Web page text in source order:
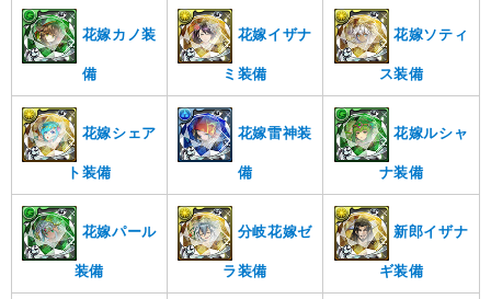
花嫁カノ装
備
花嫁イザナ
ミ装備
花嫁ソティ
ス装備
花嫁シェア
ト装備
花嫁雷神装
備
花嫁ルシャ
ナ装備
花嫁パール
装備
分岐花嫁ゼ
ラ装備
新郎イザナ
ギ装備